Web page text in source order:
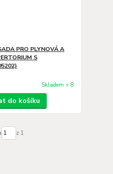
PRO PLYNOVÁ A
S
Skladem > 8
do košíku
z 1